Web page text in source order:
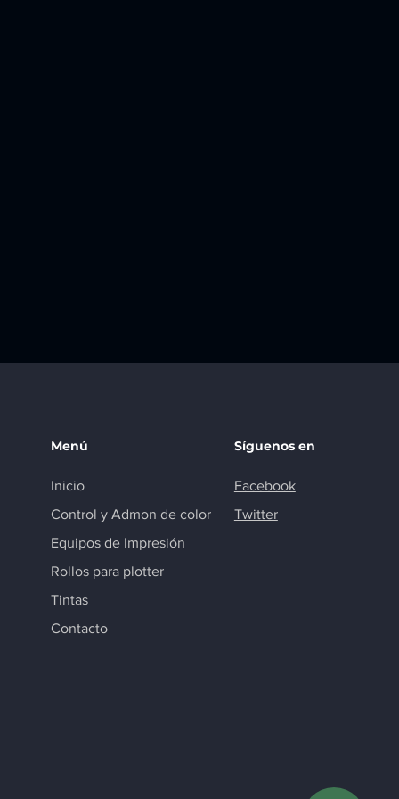
Menú
Inicio
Control y Admon de color
Equipos de Impresión
Rollos para plotter
Tintas
Contacto
Síguenos en
Facebook
Twitter